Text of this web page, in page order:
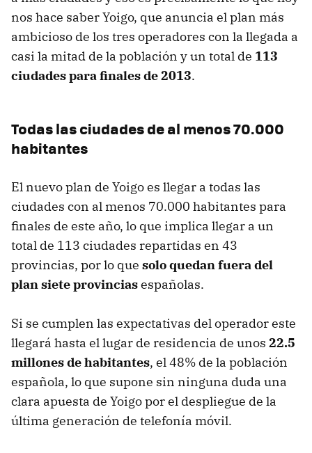
nos hace saber Yoigo, que anuncia el plan más
ambicioso de los tres operadores con la llegada a
casi la mitad de la población y un total de 113
ciudades para finales de 2013.
Todas las ciudades de al menos 70.000
habitantes
El nuevo plan de Yoigo es llegar a todas las
ciudades con al menos 70.000 habitantes para
finales de este año, lo que implica llegar a un
total de 113 ciudades repartidas en 43
provincias, por lo que solo quedan fuera del
plan siete provinciasespañolas.
Si se cumplen las expectativas del operador este
llegará hasta el lugar de residencia de unos 22.5
millones de habitantes, el 48% de la población
española, lo que supone sin ninguna duda una
clara apuesta de Yoigo por el despliegue de la
última generación de telefonía móvil.